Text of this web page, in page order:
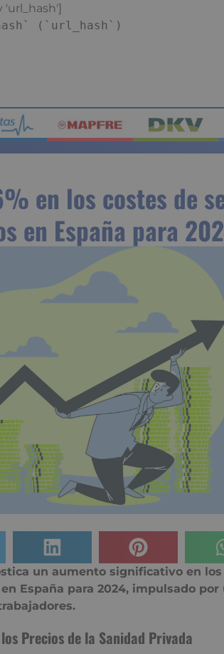
'url_hash']
(`url_hash`)
en los costes de
en España para
un aumento significativo en los
España para 2024, impulsado
Precios de la Sanidad Privada